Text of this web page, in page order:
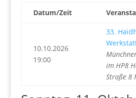
Datum/Zeit
10.10.2026
19:00
33.
im HP8
Straße 8